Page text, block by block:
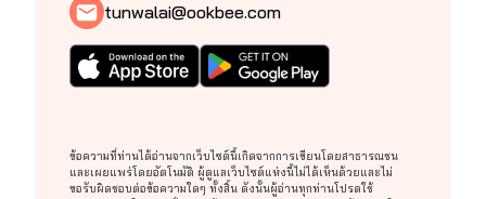
tunwalai@ookbee.com
ข้อความที่ท่านได้อ่านจากเว็บไซต์นี้เกิดจากการเขียนโดยสาธารณชน
และเผยแพร่โดยอัตโนมัติ ผู้ดูแลเว็บไซต์แห่งนี้ไม่ได้เห็นด้วยและไม่
ขอรับผิดชอบต่อข้อความใดๆ ทั้งสิ้น ดังนั้นผู้อ่านทุกท่านโปรดใช้